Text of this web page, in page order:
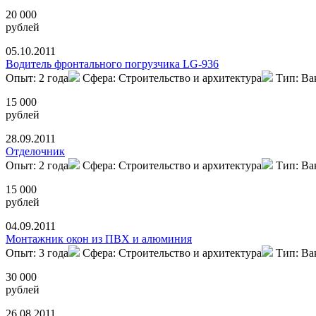
20 000
рублей
05.10.2011
Водитель фронтального погрузчика LG-936
Опыт: 2 года
Сфера: Строительство и архитектура
Тип:
15 000
рублей
28.09.2011
Отделочник
Опыт: 2 года
Сфера: Строительство и архитектура
Тип:
15 000
рублей
04.09.2011
Монтажник окон из ПВХ и алюминия
Опыт: 3 года
Сфера: Строительство и архитектура
Тип:
30 000
рублей
26.08.2011